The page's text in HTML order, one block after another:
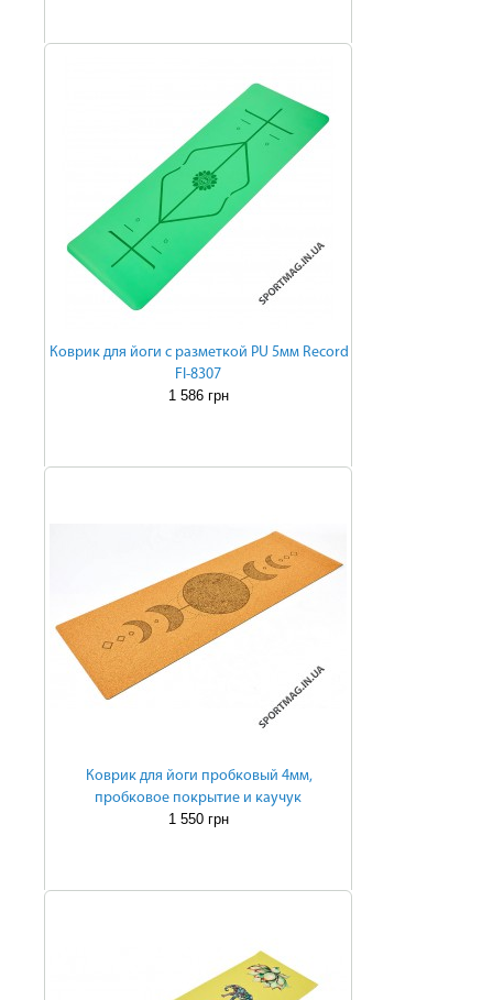
Коврик для йоги с разметкой PU 5мм Record
FI-8307
1 586 грн
Коврик для йоги пробковый 4мм,
пробковое покрытие и каучук
1 550 грн